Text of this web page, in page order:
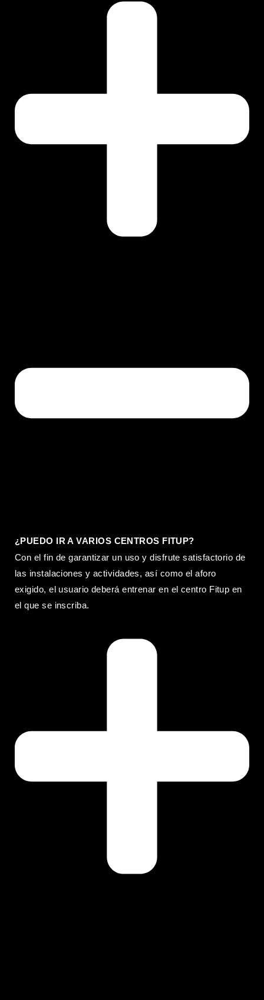
¿PUEDO IR A VARIOS CENTROS FITUP?
Con el fin de garantizar un uso y disfrute satisfactorio de
las instalaciones y actividades, así como el aforo
exigido, el usuario deberá entrenar en el centro Fitup en
el que se inscriba.